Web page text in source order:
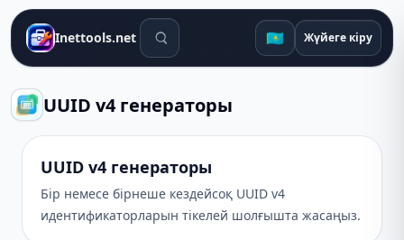
Inettools.net Іздеу құралдары 🇰🇿 Жүйеге кіру
UUID v4 генераторы
UUID v4 генераторы
Бір немесе бірнеше кездейсоқ UUID v4
идентификаторларын тікелей шолғышта жасаңыз.